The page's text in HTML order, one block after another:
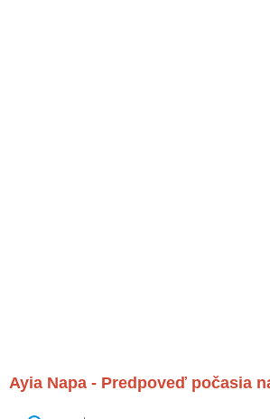
Ayia Napa - Predpoveď počasia